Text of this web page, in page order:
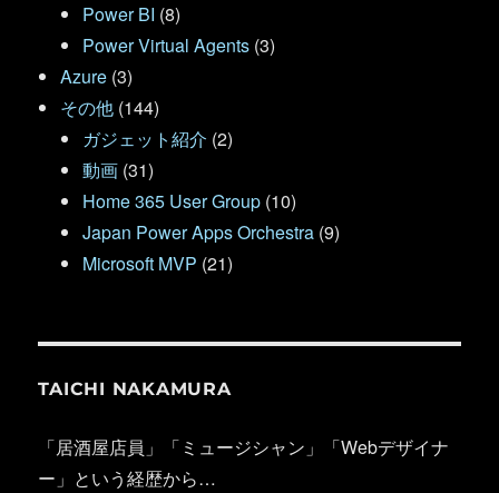
Power BI (8)
Power Virtual Agents (3)
Azure (3)
その他 (144)
ガジェット紹介 (2)
動画 (31)
Home 365 User Group (10)
Japan Power Apps Orchestra (9)
Microsoft MVP (21)
TAICHI NAKAMURA
「居酒屋店員」「ミュージシャン」「Webデザイナ
ー」という経歴から…